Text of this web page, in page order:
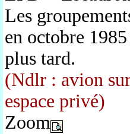
Les
en octobre
plus tard.
(Ndlr : avion
espace privé)
Zoom